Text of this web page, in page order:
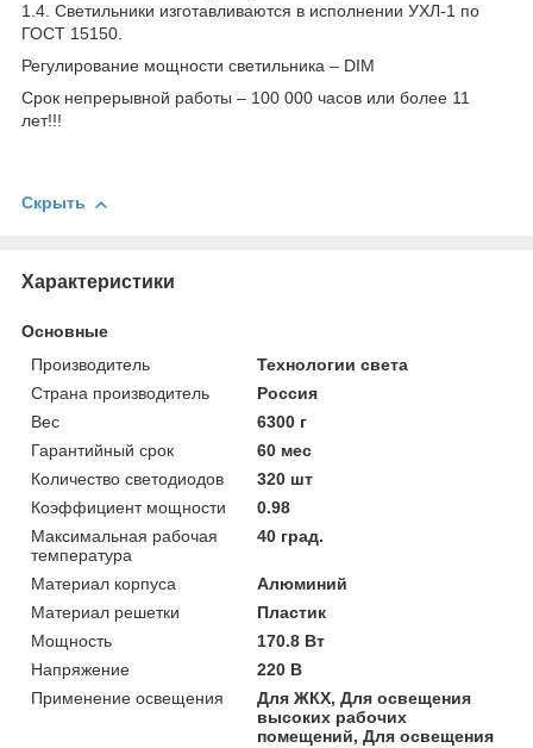
1.4. Светильники изготавливаются в исполнении УХЛ-1 по
ГОСТ 15150.
Регулирование мощности светильника – DIM
Срок непрерывной работы – 100 000 часов или более 11
лет!!!
Скрыть
Характеристики
Основные
Производитель
Технологии света
Страна производитель
Россия
Вес
6300 г
Гарантийный срок
60 мес
Количество светодиодов
320 шт
Коэффициент мощности
0.98
Максимальная рабочая
температура
40 град.
Материал корпуса
Алюминий
Материал решетки
Пластик
Мощность
170.8 Вт
Напряжение
220 В
Применение освещения
Для ЖКХ, Для освещения
высоких рабочих
помещений, Для освещения